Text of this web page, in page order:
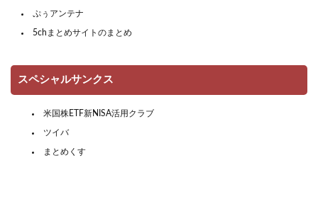
ぷぅアンテナ
5chまとめサイトのまとめ
スペシャルサンクス
米国株ETF新NISA活用クラブ
ツイバ
まとめくす